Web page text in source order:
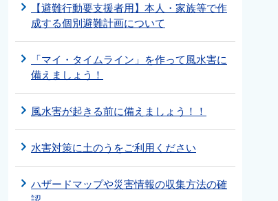
【避難行動要支援者用】本人・家族等で作
成する個別避難計画について
「マイ・タイムライン」を作って風水害に
備えましょう！
風水害が起きる前に備えましょう！！
水害対策に土のうをご利用ください
ハザードマップや災害情報の収集方法の確